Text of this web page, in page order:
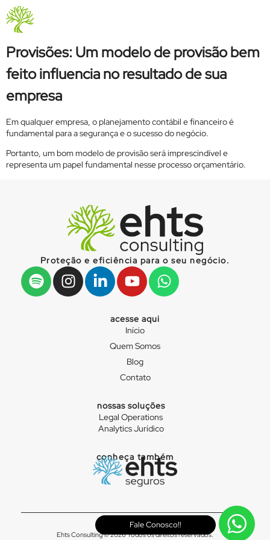
Tag:
Provisões: Um modelo de provisão bem
feito influencia no resultado de sua
empresa
Em qualquer empresa, o planejamento contábil e financeiro é
fundamental para a segurança e o sucesso do negócio.
Portanto, um bom modelo de provisão será imprescindível e
representa um papel fundamental nesse processo orçamentário.
Proteção e eficiência para o seu negócio.
acesse aqui
Início
Quem Somos
Blog
Contato
nossas soluções
Legal Operations
Analytics Jurídico
conheça também
Fale Conosco!!
Ehts Consulting © 2026 Todos os direitos reservados.